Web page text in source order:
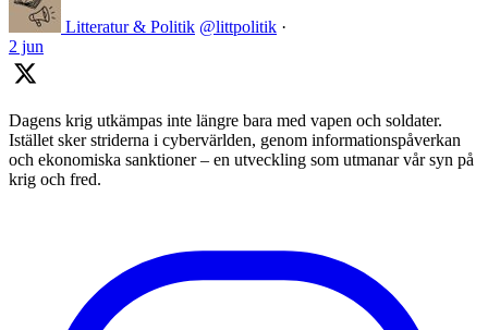
Litteratur & Politik @littpolitik ·
2 jun
Dagens krig utkämpas inte längre bara med vapen och soldater.
Istället sker striderna i cybervärlden, genom informationspåverkan
och ekonomiska sanktioner – en utveckling som utmanar vår syn på
krig och fred.